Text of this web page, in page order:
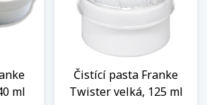
ml
Čistící pasta Franke
Twister velká, 125 ml